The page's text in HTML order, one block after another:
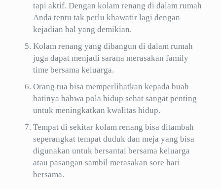
tapi aktif. Dengan kolam renang di dalam rumah
Anda tentu tak perlu khawatir lagi dengan
kejadian hal yang demikian.
Kolam renang yang dibangun di dalam rumah
juga dapat menjadi sarana merasakan family
time bersama keluarga.
Orang tua bisa memperlihatkan kepada buah
hatinya bahwa pola hidup sehat sangat penting
untuk meningkatkan kwalitas hidup.
Tempat di sekitar kolam renang bisa ditambah
seperangkat tempat duduk dan meja yang bisa
digunakan untuk bersantai bersama keluarga
atau pasangan sambil merasakan sore hari
bersama.